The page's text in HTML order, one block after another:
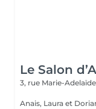
Le Salon
3, rue Marie-Adelaïde
Anais, Laura et